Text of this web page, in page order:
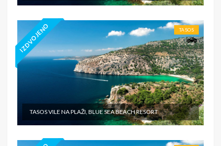
IZDVOJENO TASOS
TASOS VILE NA PLAŽI, BLUE SEA BEACH RESORT